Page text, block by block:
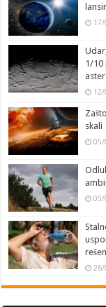
1/10
skali
05/
05/